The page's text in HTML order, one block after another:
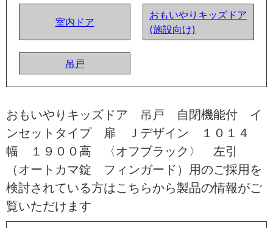
室内ドア
おもいやりキッズドア
(施設向け)
吊戸
おもいやりキッズドア 吊戸 自閉機能付 イ
ンセットタイプ 扉 Ｊデザイン １０１４
幅 １９００高 〈オフブラック〉 左引
（オートカマ錠 フィンガード）用のご採用を
検討されている方はこちらから製品の情報がご
覧いただけます